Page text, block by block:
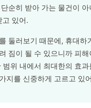
순히 받아 가는 물건이
있어.
둘러보기 때문에, 휴대하
짐이 될 수 있으니까 피
위 내에서 최대한의 효
지를 신중하게 고르고 있